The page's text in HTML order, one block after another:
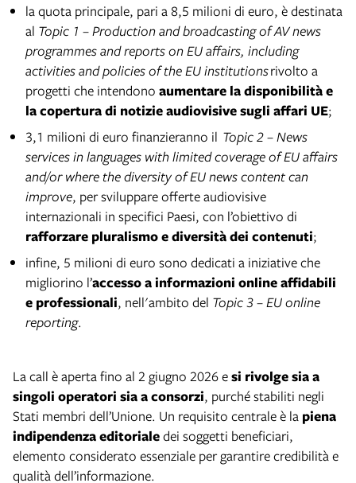
la quota principale, pari a 8,5 milioni di euro, è destinata
al Topic 1 – Production and broadcasting of AV news
programmes and reports on EU affairs, including
activities and policies of the EU institutionsrivolto a
progetti che intendono aumentare la disponibilità e
la copertura di notizie audiovisive sugli affari UE;
3,1 milioni di euro finanzieranno il Topic 2 – News
services in languages with limited coverage of EU affairs
and/or where the diversity of EU news content can
improve, per sviluppare offerte audiovisive
internazionali in specifici Paesi, con l’obiettivo di
rafforzare pluralismo e diversità dei contenuti;
infine, 5 milioni di euro sono dedicati a iniziative che
migliorino l’accesso a informazioni online affidabili
e professionali, nell'ambito del Topic 3 – EU online
reporting.
La call è aperta fino al 2 giugno 2026 esi rivolge sia a
singoli operatori sia a consorzi, purché stabiliti negli
Stati membri dell’Unione. Un requisito centrale è la piena
indipendenza editorialedei soggetti beneficiari,
elemento considerato essenziale per garantire credibilità e
qualità dell’informazione.